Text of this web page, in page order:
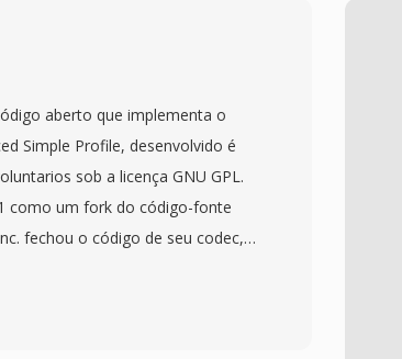
aberto que implementa o
Simple Profile, desenvolvido é
sob a licença GNU GPL.
como um fork do código-fonte
fechou o código de seu codec, e
contrario como referência a